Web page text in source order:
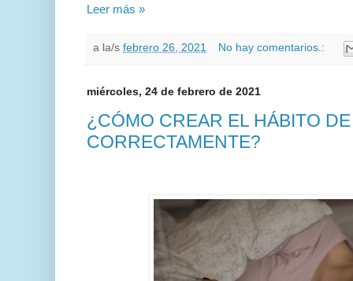
Leer más »
a la/s febrero 26, 2021 No hay comentarios.:
miércoles, 24 de febrero de 2021
¿CÓMO CREAR EL HÁBITO
CORRECTAMENTE?